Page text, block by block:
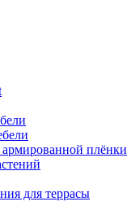
плёнки
для террасы